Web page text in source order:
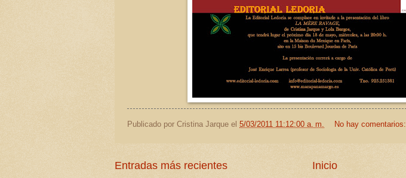
Publicado por Cristina Jarque el 5/03/2011 11:12:00 a. m. No hay comentarios:
Entradas más recientes Inicio